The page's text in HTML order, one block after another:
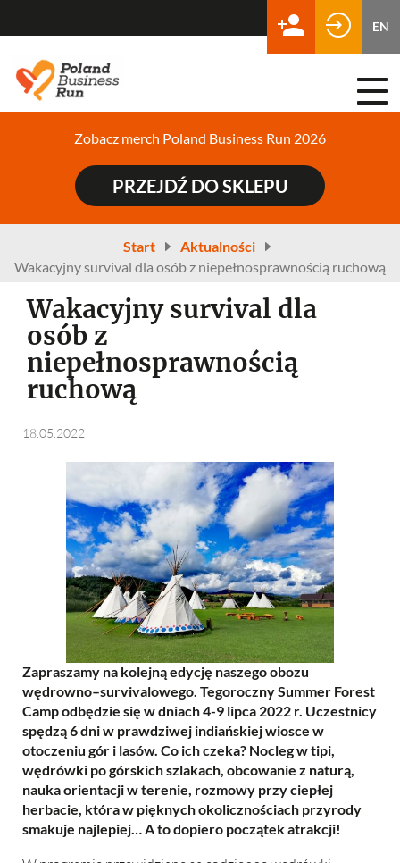
EN
Zobacz merch Poland Business Run 2026
PRZEJDŹ DO SKLEPU
Start
Aktualności
Wakacyjny survival dla osób z niepełnosprawnością ruchową
Wakacyjny survival dla
osób z
niepełnosprawnością
ruchową
18.05.2022
Zapraszamy na kolejną edycję naszego obozu
wędrowno–survivalowego. Tegoroczny Summer Forest
Camp odbędzie się w dniach 4-9 lipca 2022 r. Uczestnicy
spędzą 6 dni w prawdziwej indiańskiej wiosce w
otoczeniu gór i lasów. Co ich czeka? Nocleg w tipi,
wędrówki po górskich szlakach, obcowanie z naturą,
nauka orientacji w terenie, rozmowy przy ciepłej
herbacie, która w pięknych okolicznościach przyrody
smakuje najlepiej… A to dopiero początek atrakcji!